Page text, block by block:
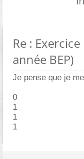
Re :
année BEP)
Je pense que je
0
1
1
1